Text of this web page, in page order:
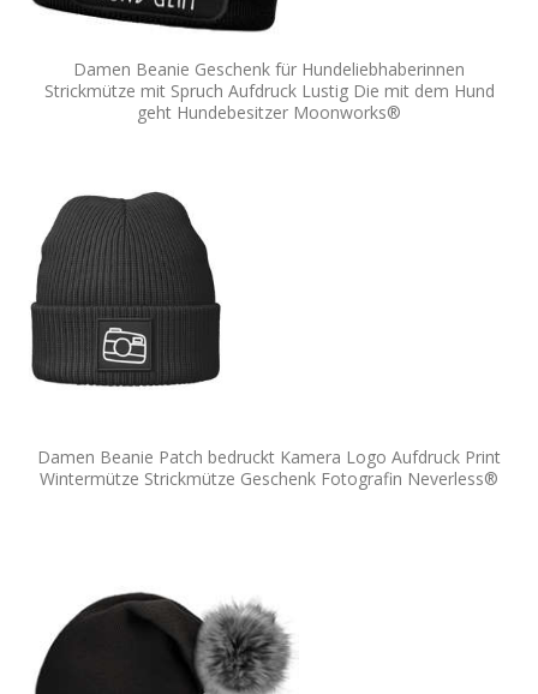
Damen Beanie Geschenk für Hundeliebhaberinnen
Strickmütze mit Spruch Aufdruck Lustig Die mit dem Hund
geht Hundebesitzer Moonworks®
Damen Beanie Patch bedruckt Kamera Logo Aufdruck Print
Wintermütze Strickmütze Geschenk Fotografin Neverless®